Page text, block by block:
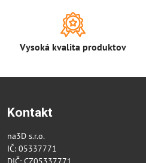
Vysoká kvalita produktov
Kontakt
na3D s.r.o.
IČ: 05337771